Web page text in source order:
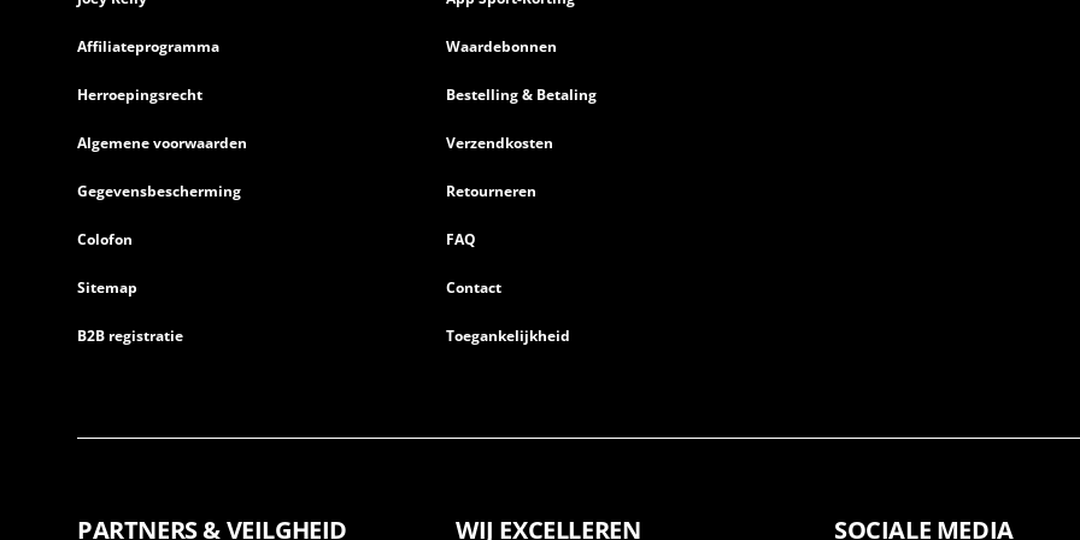
Affiliateprogramma
Herroepingsrecht
Algemene voorwaarden
Gegevensbescherming
Colofon
Sitemap
B2B registratie
Waardebonnen
Bestelling & Betaling
Verzendkosten
Retourneren
FAQ
Contact
Toegankelijkheid
PARTNERS & VEILGHEID WIJ EXCELLEREN SOCIALE MEDIA